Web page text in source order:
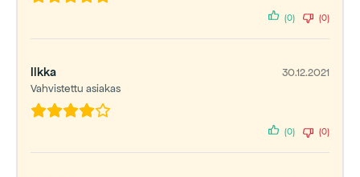
(0) (0)
Ilkka
Vahvistettu asiakas
30.12.2021
(0) (0)